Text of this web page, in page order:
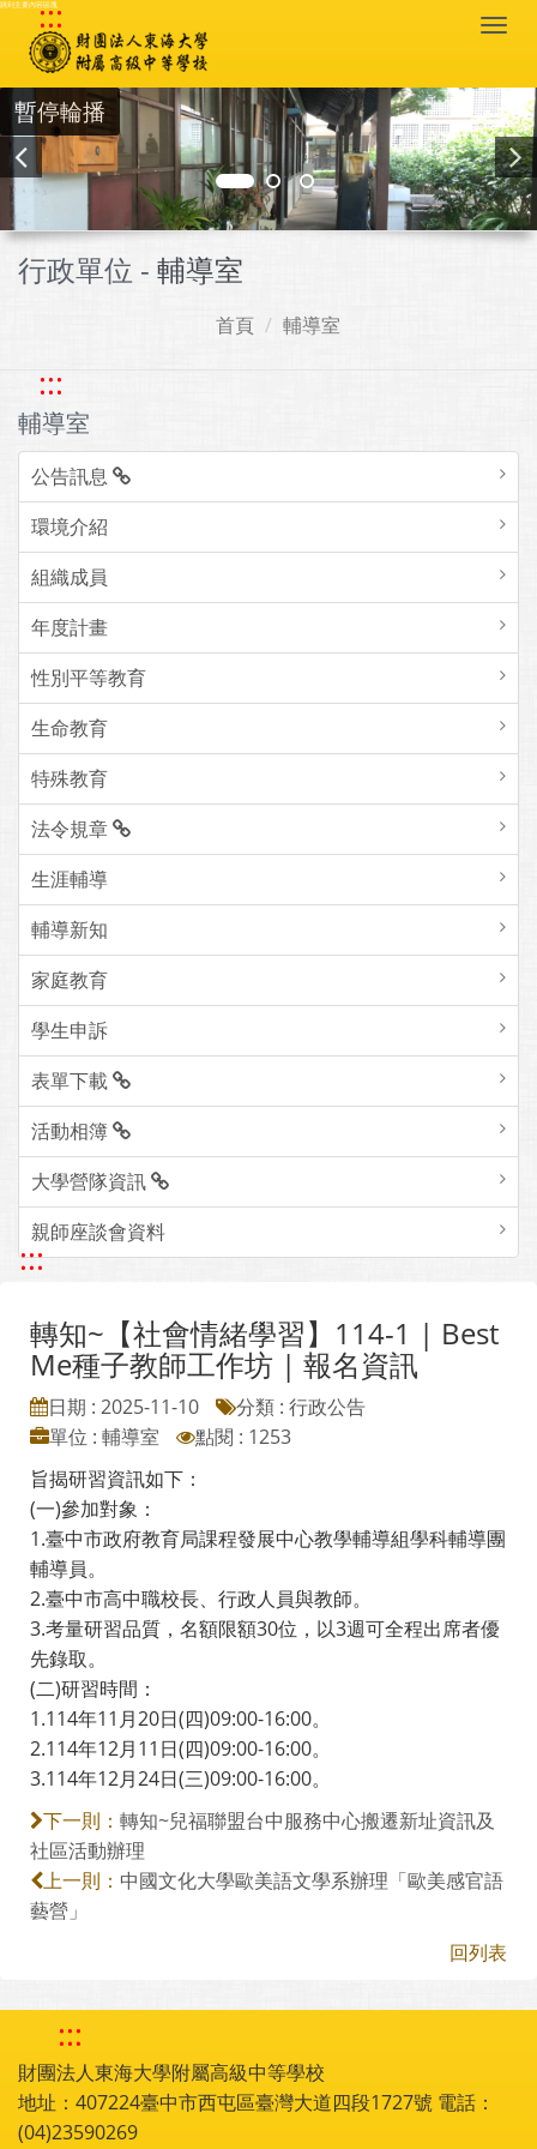
跳到主要內容區塊
:::
暫停輪播
行政單位 - 輔導室
首頁 輔導室
:::
輔導室
公告訊息
環境介紹
組織成員
年度計畫
性別平等教育
生命教育
特殊教育
法令規章
生涯輔導
輔導新知
家庭教育
學生申訴
表單下載
活動相簿
大學營隊資訊
親師座談會資料
:::
轉知~【社會情緒學習】114-1 | Best
Me種子教師工作坊 | 報名資訊
日期 : 2025-11-10
分類 : 行政公告
單位 : 輔導室
點閱 : 1253
旨揭研習資訊如下：
(一)參加對象：
1.臺中市政府教育局課程發展中心教學輔導組學科輔導團
輔導員。
2.臺中市高中職校長、行政人員與教師。
3.考量研習品質，名額限額30位，以3週可全程出席者優
先錄取。
(二)研習時間：
1.114年11月20日(四)09:00-16:00。
2.114年12月11日(四)09:00-16:00。
3.114年12月24日(三)09:00-16:00。
下一則： 轉知~兒福聯盟台中服務中心搬遷新址資訊及
社區活動辦理
上一則： 中國文化大學歐美語文學系辦理「歐美感官語
藝營」
回列表
:::
財團法人東海大學附屬高級中等學校
地址：407224臺中市西屯區臺灣大道四段1727號 電話：
(04)23590269